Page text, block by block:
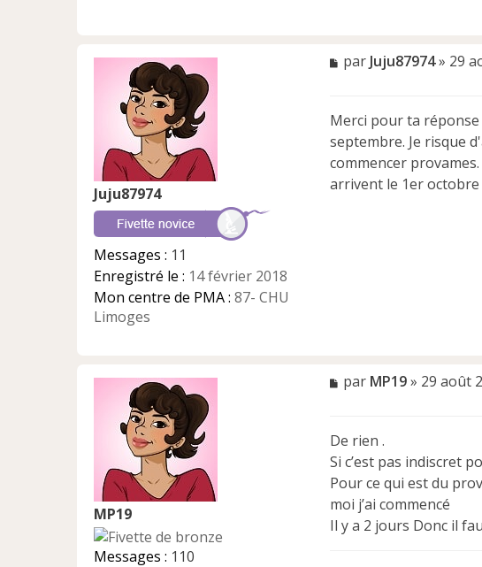
Juju87974
Messages : 11
Enregistré le : 14 février 2018
Mon centre de PMA : 87- CHU
Limoges
M
s
a
g
e
n
o
par Juju87974» 29
Merci pour ta réponse
septembre. Je risque
commencer
arrivent le 1er octobre
MP19
Messages : 110
M
a
g
e
n
o
n
par MP19» 29 août
De rien .
Si c’est pas indiscret
Pour ce qui est du
moi j’ai commencé
Il y a 2 jours Donc il